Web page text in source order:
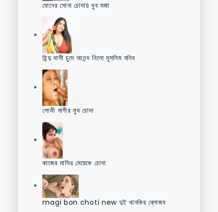
বোনের সোনা চোদায় খুব মজা
হিন্দু দাসী চুদে আনন্দ নিলো মুসলিম মনিব
লোভী মাগীর মুখ চোদা
কাজের মাসির মেয়েকে চোদা
magi bon choti new দুই খানকির ব্লোজব